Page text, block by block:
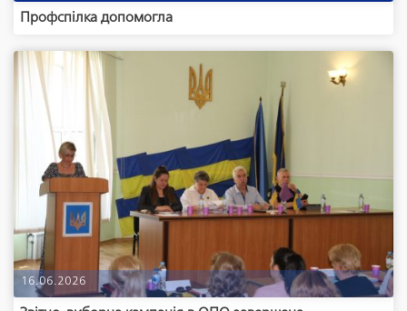
Профспілка допомогла
16.06.2026